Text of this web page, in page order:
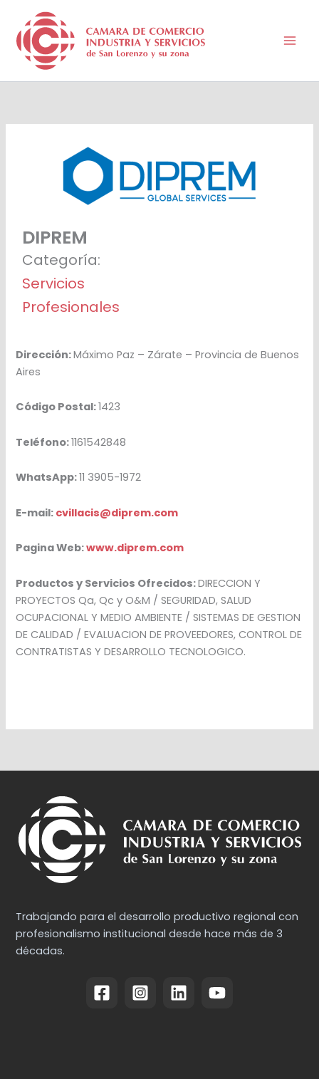
contenido
DIPREM
Categoría:
Servicios
Profesionales
Dirección:Máximo Paz – Zárate – Provincia de Buenos
Aires
Código Postal:1423
Teléfono:1161542848
WhatsApp:11 3905-1972
E-mail: cvillacis@diprem.com
Pagina Web:www.diprem.com
Productos y Servicios Ofrecidos:DIRECCION Y
PROYECTOS Qa, Qc y O&M / SEGURIDAD, SALUD
OCUPACIONAL Y MEDIO AMBIENTE / SISTEMAS DE GESTION
DE CALIDAD / EVALUACION DE PROVEEDORES, CONTROL DE
CONTRATISTAS Y DESARROLLO TECNOLOGICO.
Trabajando para el desarrollo productivo regional con
profesionalismo institucional desde hace más de 3
décadas.